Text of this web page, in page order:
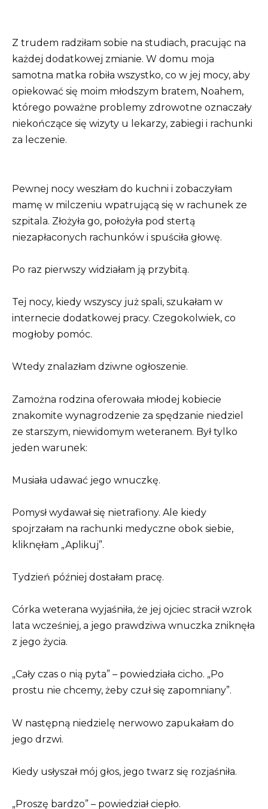
Z trudem radziłam sobie na studiach, pracując na
każdej dodatkowej zmianie. W domu moja
samotna matka robiła wszystko, co w jej mocy, aby
opiekować się moim młodszym bratem, Noahem,
którego poważne problemy zdrowotne oznaczały
niekończące się wizyty u lekarzy, zabiegi i rachunki
za leczenie.
Pewnej nocy weszłam do kuchni i zobaczyłam
mamę w milczeniu wpatrującą się w rachunek ze
szpitala. Złożyła go, położyła pod stertą
niezapłaconych rachunków i spuściła głowę.
Po raz pierwszy widziałam ją przybitą.
Tej nocy, kiedy wszyscy już spali, szukałam w
internecie dodatkowej pracy. Czegokolwiek, co
mogłoby pomóc.
Wtedy znalazłam dziwne ogłoszenie.
Zamożna rodzina oferowała młodej kobiecie
znakomite wynagrodzenie za spędzanie niedziel
ze starszym, niewidomym weteranem. Był tylko
jeden warunek:
Musiała udawać jego wnuczkę.
Pomysł wydawał się nietrafiony. Ale kiedy
spojrzałam na rachunki medyczne obok siebie,
kliknęłam „Aplikuj”.
Tydzień później dostałam pracę.
Córka weterana wyjaśniła, że ​​jej ojciec stracił wzrok
lata wcześniej, a jego prawdziwa wnuczka zniknęła
z jego życia.
„Cały czas o nią pyta” – powiedziała cicho. „Po
prostu nie chcemy, żeby czuł się zapomniany”.
W następną niedzielę nerwowo zapukałam do
jego drzwi.
Kiedy usłyszał mój głos, jego twarz się rozjaśniła.
„Proszę bardzo” – powiedział ciepło.